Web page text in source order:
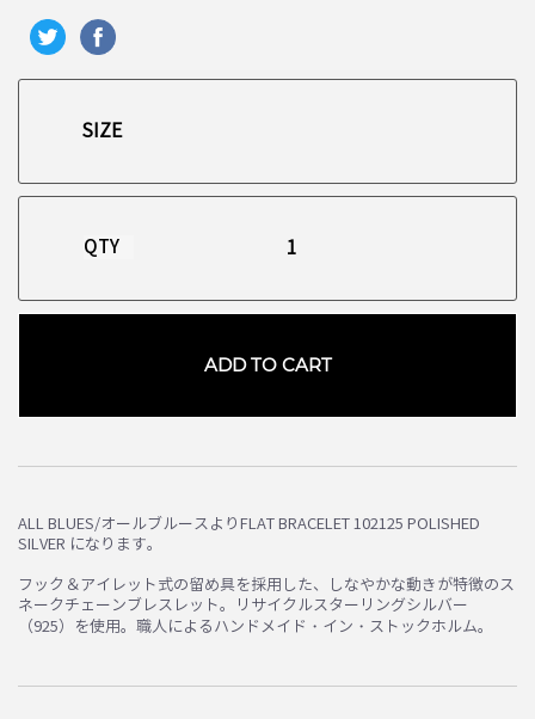
QTY
ADD TO CART
ALL BLUES/オールブルースよりFLAT BRACELET 102125 POLISHED
SILVER になります。
フック＆アイレット式の留め具を採用した、しなやかな動きが特徴のス
ネークチェーンブレスレット。リサイクルスターリングシルバー
（925）を使用。職人によるハンドメイド・イン・ストックホルム。